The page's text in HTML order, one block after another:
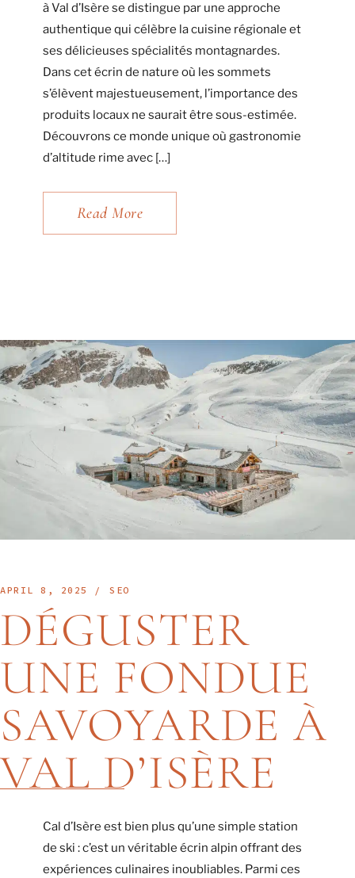
à Val d’Isère se distingue par une approche
authentique qui célèbre la cuisine régionale et
ses délicieuses spécialités montagnardes.
Dans cet écrin de nature où les sommets
s’élèvent majestueusement, l’importance des
produits locaux ne saurait être sous-estimée.
Découvrons ce monde unique où gastronomie
d’altitude rime avec […]
Read More
APRIL 8, 2025 SEO
DÉGUSTER
UNE FONDUE
SAVOYARDE À
VAL D’ISÈRE
Cal d’Isère est bien plus qu’une simple station
de ski : c’est un véritable écrin alpin offrant des
expériences culinaires inoubliables. Parmi ces